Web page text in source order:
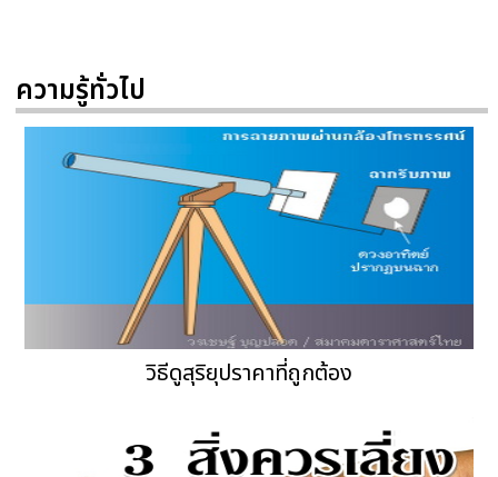
ความรู้ทั่วไป
วิธีดูสุริยุปราคาที่ถูกต้อง